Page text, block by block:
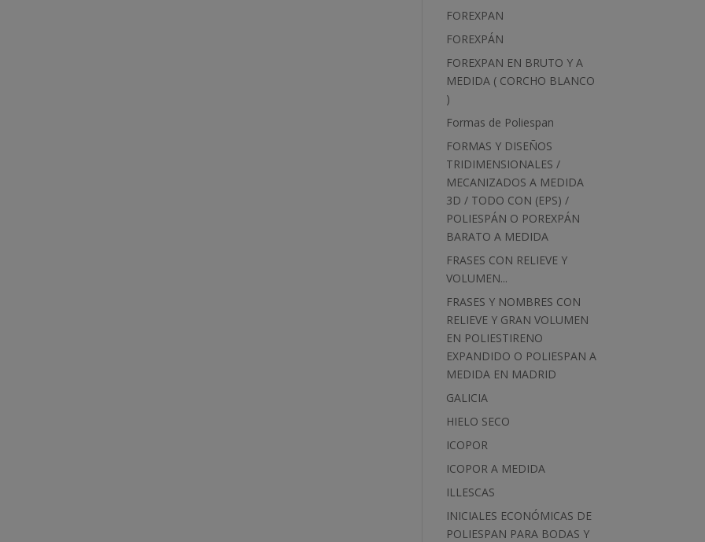
FOREXPAN
FOREXPÁN
FOREXPAN EN BRUTO Y A
MEDIDA ( CORCHO BLANCO
)
Formas de Poliespan
FORMAS Y DISEÑOS
TRIDIMENSIONALES /
MECANIZADOS A MEDIDA
3D / TODO CON (EPS) /
POLIESPÁN O POREXPÁN
BARATO A MEDIDA
FRASES CON RELIEVE Y
VOLUMEN...
FRASES Y NOMBRES CON
RELIEVE Y GRAN VOLUMEN
EN POLIESTIRENO
EXPANDIDO O POLIESPAN A
MEDIDA EN MADRID
GALICIA
HIELO SECO
ICOPOR
ICOPOR A MEDIDA
ILLESCAS
INICIALES ECONÓMICAS DE
POLIESPAN PARA BODAS Y